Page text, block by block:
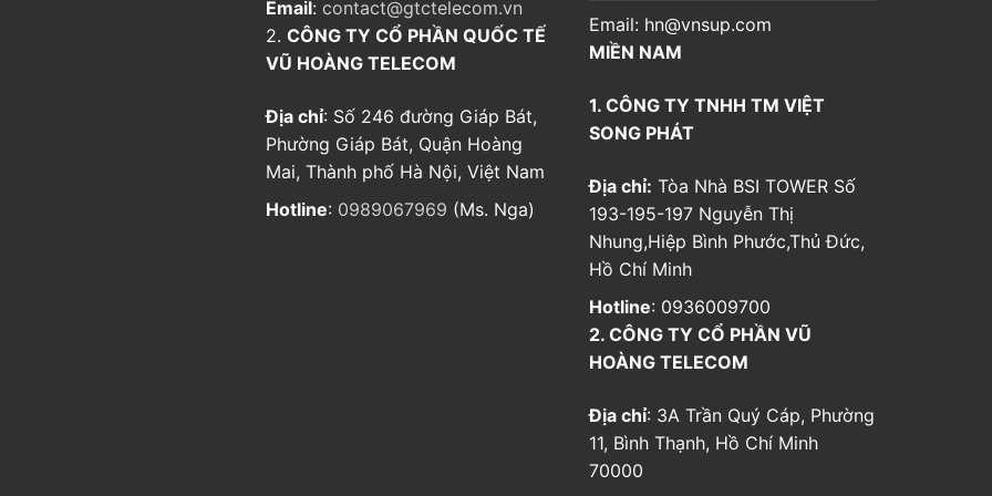
Email: contact@gtctelecom.vn
2. CÔNG TY CỔ PHẦN QUỐC TẾ
VŨ HOÀNG TELECOM
Địa chỉ: Số 246 đường Giáp Bát,
Phường Giáp Bát, Quận Hoàng
Mai, Thành phố Hà Nội, Việt Nam
Hotline: 0989067969 (Ms. Nga)
Email: hn@vnsup.com
MIỀN NAM
1. CÔNG TY TNHH TM VIỆT
SONG PHÁT
Địa chỉ: Tòa Nhà BSI TOWER Số
193-195-197 Nguyễn Thị
Nhung,Hiệp Bình Phước,Thủ Đức,
Hồ Chí Minh
Hotline: 0936009700
2. CÔNG TY CỔ PHẦN VŨ
HOÀNG TELECOM
Địa chỉ: 3A Trần Quý Cáp, Phường
11, Bình Thạnh, Hồ Chí Minh
70000